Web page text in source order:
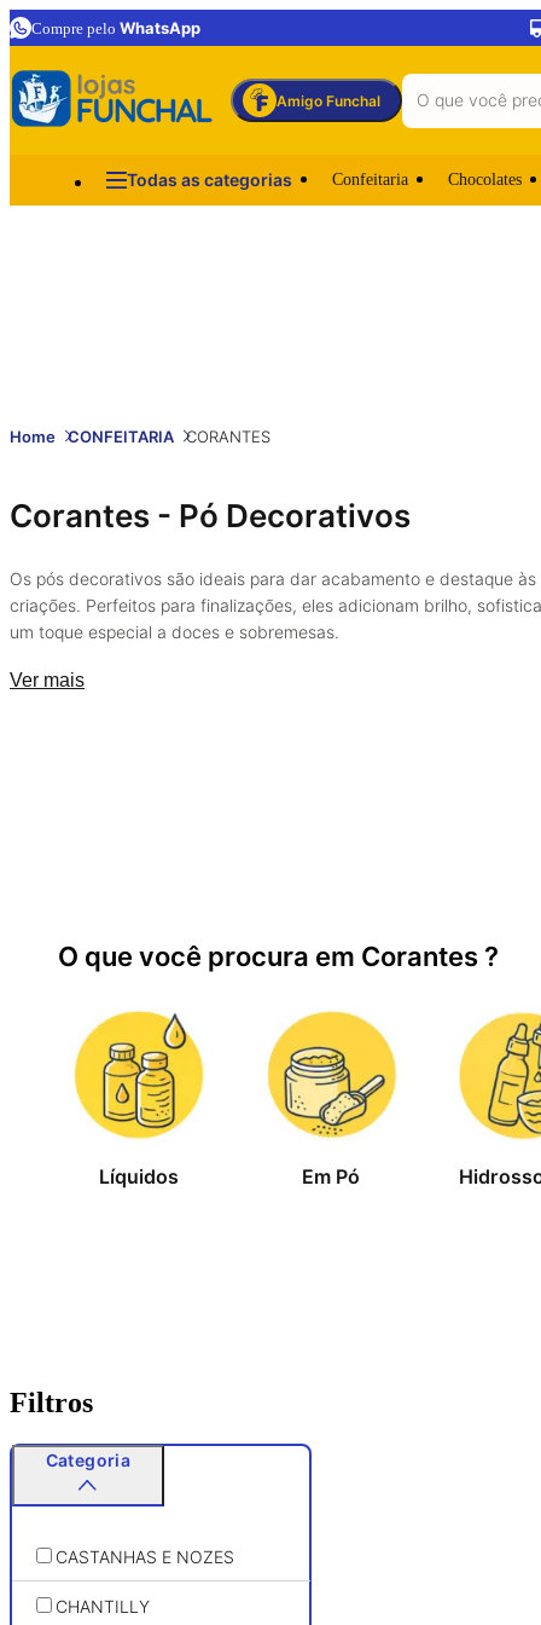
Compre pelo WhatsApp
Amigo Funchal
Todas as categorias Confeitaria Chocolates
Home CONFEITARIA CORANTES
Corantes - Pó Decorativos
Os pós decorativos são ideais para dar acabamento e destaque às
criações. Perfeitos para finalizações, eles adicionam brilho,
um toque especial a doces e sobremesas.
Ver mais
O que você procura em Corantes ?
Líquidos Em Pó
Filtros
Categoria
CASTANHAS E NOZES
CHANTILLY